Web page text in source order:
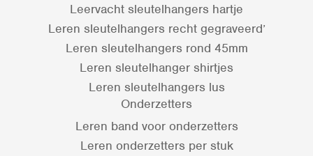
Leervacht sleutelhangers hartje
Leren sleutelhangers recht gegraveerd’
Leren sleutelhangers rond 45mm
Leren sleutelhanger shirtjes
Leren sleutelhangers lus
Onderzetters
Leren band voor onderzetters
Leren onderzetters per stuk